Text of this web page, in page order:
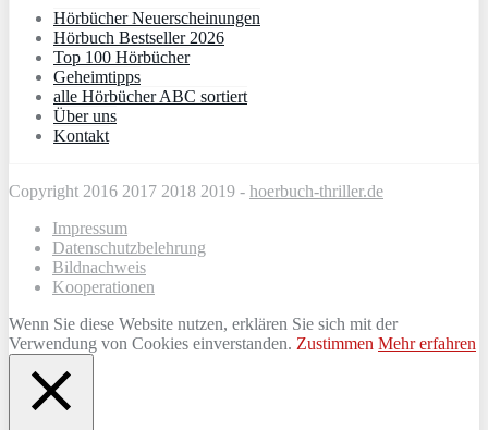
Hörbücher Neuerscheinungen
Hörbuch Bestseller 2026
Top 100 Hörbücher
Geheimtipps
alle Hörbücher ABC sortiert
Über uns
Kontakt
Copyright 2016 2017 2018 2019 - hoerbuch-thriller.de
Impressum
Datenschutzbelehrung
Bildnachweis
Kooperationen
Wenn Sie diese Website nutzen, erklären Sie sich mit der
Verwendung von Cookies einverstanden. Zustimmen Mehr erfahren